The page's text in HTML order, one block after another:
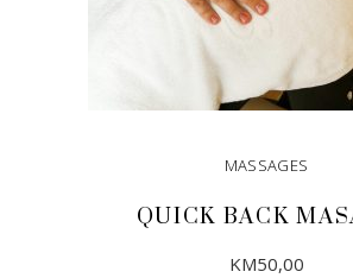
MASSAGES
QUICK BACK
KM50,00